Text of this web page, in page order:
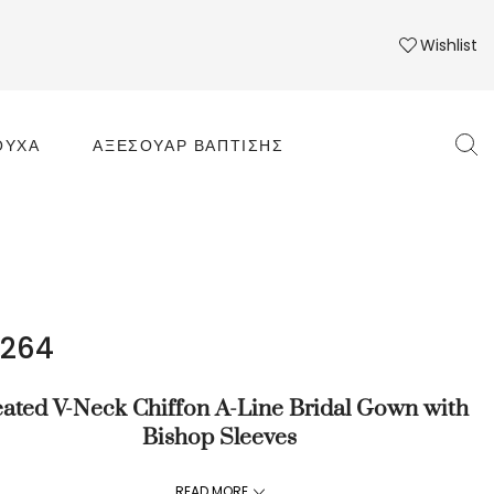
Wishlist
ΑΞΕΣΟΥΆΡ ΒΆΠΤΙΣΗΣ
V-Neck Chiffon A-Line Bridal Gown with
Bishop Sleeves
and effortless, this flowy chiffon bridal gown features a